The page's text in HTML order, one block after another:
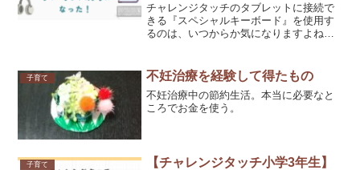
チャレンジタッチのタブレットに接続で
きる『スペシャルキーボード』を使用す
るのは、いつからか気になりますよね？
た。わが家は2学年差姉妹で、小学1年生
準備号から【進研...
子育て 不妊治療を経験して得たもの
不妊治療中の節約生活。本当に必要なと
ころでお金を使う。
子育て
【チャレンジタッチ小学3年生】